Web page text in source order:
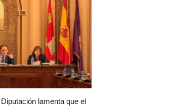
lamenta que el